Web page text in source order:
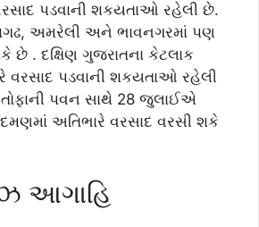
પડવાની શકયતાઓ રહેલી છે.
અમરેલી અને ભાવનગરમાં પણ
છે . દક્ષિણ ગુજરાતના કેટલાક
વરસાદ પડવાની શકયતાઓ રહેલી
પવન સાથે 28 જુલાઈએ
અતિભારે વરસાદ વરસી શકે
આગાહિ